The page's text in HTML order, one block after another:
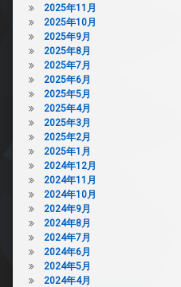
2025年11月
2025年10月
2025年9月
2025年8月
2025年7月
2025年6月
2025年5月
2025年4月
2025年3月
2025年2月
2025年1月
2024年12月
2024年11月
2024年10月
2024年9月
2024年8月
2024年7月
2024年6月
2024年5月
2024年4月